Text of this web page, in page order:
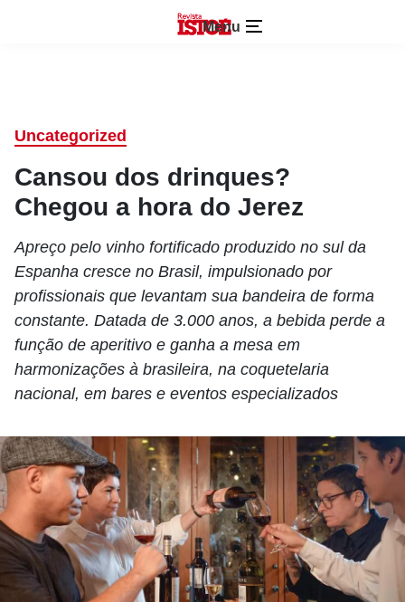
Menu
Uncategorized
Cansou dos drinques?
Chegou a hora do Jerez
Apreço pelo vinho fortificado produzido no sul da
Espanha cresce no Brasil, impulsionado por
profissionais que levantam sua bandeira de forma
constante. Datada de 3.000 anos, a bebida perde a
função de aperitivo e ganha a mesa em
harmonizações à brasileira, na coquetelaria
nacional, em bares e eventos especializados